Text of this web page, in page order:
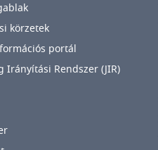
körzetek
portál
Irányítási Rendszer (JIR)